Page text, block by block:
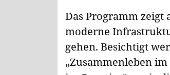
Das Programm zeigt
moderne
gehen. Besichtigt
„Zusammenleben